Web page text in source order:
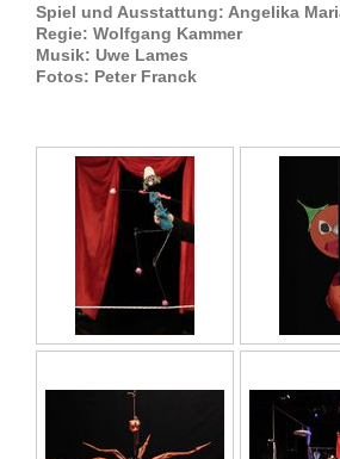
Spiel und Ausstattung: Angelika
Regie: Wolfgang Kammer
Musik: Uwe Lames
Fotos: Peter Franck